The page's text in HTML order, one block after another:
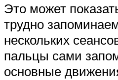
Это может
трудно
нескольких
пальцы сами
основные